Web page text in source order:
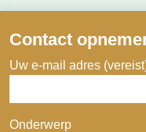
Contact
Uw e-mail adres
Onderwerp